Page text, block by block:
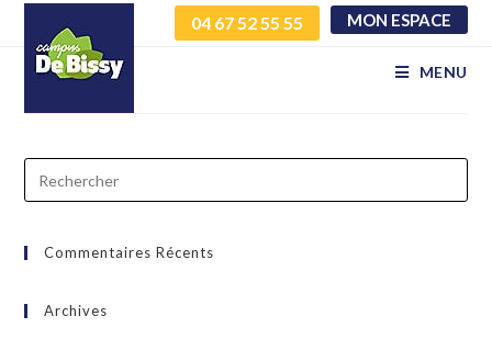
04 67 52 55 55 MON ESPACE
MENU
znynsjvelu godltsstgl
Commentaires Récents
Archives